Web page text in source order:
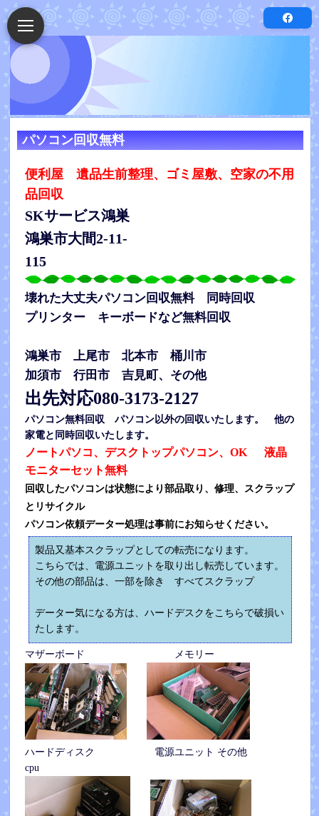
パソコン回収無料
便利屋 遺品生前整理、ゴミ屋敷、空家の不用
品回収
SKサービス鴻巣
鴻巣市大間2-11-
115
壊れた大丈夫パソコン回収無料 同時回収
プリンター キーボードなど無料回収
鴻巣市 上尾市 北本市 桶川市
加須市 行田市 吉見町、その他
出先対応080-3173-2127
パソコン無料回収 パソコン以外の回収いたします。 他の
家電と同時回収いたします。
ノートパソコ、デスクトップパソコン、OK 液晶
モニターセット無料
回収したパソコンは状態により部品取り、修理、スクラップ
とリサイクル
パソコン依頼データー処理は事前にお知らせください。
製品又基本スクラップとしての転売になります。
こちらでは、電源ユニットを取り出し転売しています。
その他の部品は、一部を除き すべてスクラップ
データー気になる方は、ハードデスクをこちらで破損い
たします。
マザーボード メモリー
ハードディスク 電源ユニット その他
cpu